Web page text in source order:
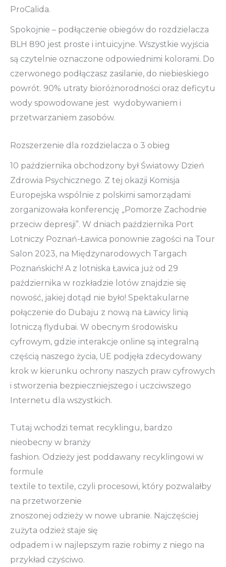
ProCalida.
Spokojnie – podłączenie obiegów do rozdzielacza
BLH 890 jest proste i intuicyjne. Wszystkie wyjścia
są czytelnie oznaczone odpowiednimi kolorami. Do
czerwonego podłączasz zasilanie, do niebieskiego
powrót. 90% utraty bioróżnorodności oraz deficytu
wody spowodowane jest wydobywaniem i
przetwarzaniem zasobów.
Rozszerzenie dla rozdzielacza o 3 obieg
10 października obchodzony był Światowy Dzień
Zdrowia Psychicznego. Z tej okazji Komisja
Europejska wspólnie z polskimi samorządami
zorganizowała konferencję „Pomorze Zachodnie
przeciw depresji”. W dniach października Port
Lotniczy Poznań-Ławica ponownie zagości na Tour
Salon 2023, na Międzynarodowych Targach
Poznańskich! A z lotniska Ławica już od 29
października w rozkładzie lotów znajdzie się
nowość, jakiej dotąd nie było! Spektakularne
połączenie do Dubaju z nową na Ławicy linią
lotniczą flydubai. W obecnym środowisku
cyfrowym, gdzie interakcje online są integralną
częścią naszego życia, UE podjęła zdecydowany
krok w kierunku ochrony naszych praw cyfrowych
i stworzenia bezpieczniejszego i uczciwszego
Internetu dla wszystkich.
Tutaj wchodzi temat recyklingu, bardzo
nieobecny w branży
fashion. Odzieży jest poddawany recyklingowi w
formule
textile to textile, czyli procesowi, który pozwalałby
na przetworzenie
znoszonej odzieży w nowe ubranie. Najczęściej
zużyta odzież staje się
odpadem i w najlepszym razie robimy z niego na
przykład czyściwo.